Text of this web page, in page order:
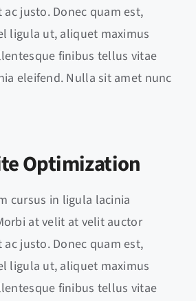
justo. Donec quam est,
ligula ut, aliquet maximus
finibus tellus vitae
eleifend. Nulla sit amet nunc
Optimization
cursus in ligula lacinia
at velit at velit auctor
justo. Donec quam est,
ligula ut, aliquet maximus
finibus tellus vitae